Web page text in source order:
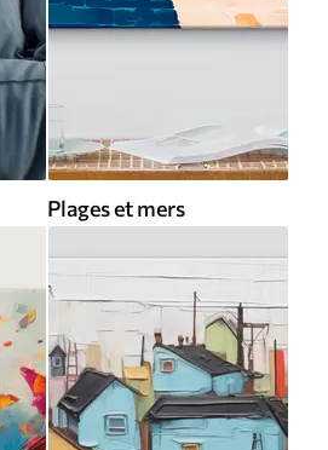
Plages et mers